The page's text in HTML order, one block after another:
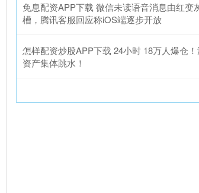
免息配资APP下载 微信未读语音消息由红变
槽，腾讯客服回应称iOS端逐步开放
怎样配资炒股APP下载 24小时 18万人爆仓
资产集体跳水！